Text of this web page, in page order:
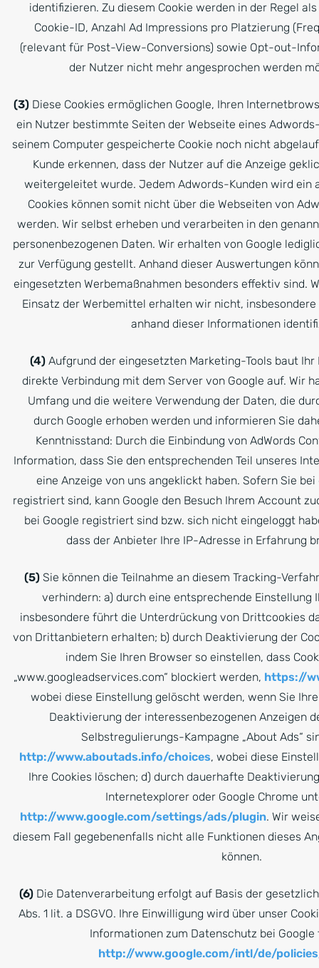
identifizieren. Zu diesem Cookie werden in der Regel
Cookie-ID, Anzahl Ad Impressions pro Platzierung
(relevant für Post-View-Conversions) sowie Opt-out-
der Nutzer nicht mehr angesprochen werden
(3) Diese Cookies ermöglichen Google, Ihren
ein Nutzer bestimmte Seiten der Webseite eines
seinem Computer gespeicherte Cookie noch nicht
Kunde erkennen, dass der Nutzer auf die Anzeige
weitergeleitet wurde. Jedem Adwords-Kunden wird ein
Cookies können somit nicht über die Webseiten von
werden. Wir selbst erheben und verarbeiten in den
personenbezogenen Daten. Wir erhalten von Google
zur Verfügung gestellt. Anhand dieser Auswertungen
eingesetzten Werbemaßnahmen besonders effektiv sind.
Einsatz der Werbemittel erhalten wir nicht,
anhand dieser Informationen
(4)Aufgrund der eingesetzten Marketing-Tools baut
direkte Verbindung mit dem Server von Google auf. Wir
Umfang und die weitere Verwendung der Daten, die
durch Google erhoben werden und informieren Sie
Kenntnisstand: Durch die Einbindung von AdWords
Information, dass Sie den entsprechenden Teil unseres
eine Anzeige von uns angeklickt haben. Sofern Sie
registriert sind, kann Google den Besuch Ihrem Account
bei Google registriert sind bzw. sich nicht eingeloggt
dass der Anbieter Ihre IP-Adresse in Erfahrung
(5) Sie können die Teilnahme an diesem Tracking-
verhindern: a) durch eine entsprechende
insbesondere führt die Unterdrückung von Drittcookies
von Drittanbietern erhalten; b) durch Deaktivierung der
indem Sie Ihren Browser so einstellen, dass
„www.googleadservices.com“ blockiert werden, https://
wobei diese Einstellung gelöscht werden, wenn Sie
Deaktivierung der interessenbezogenen Anzeigen
Selbstregulierungs-Kampagne „About Ads“
http://www.aboutads.info/choices, wobei diese
Ihre Cookies löschen; d) durch dauerhafte
Internetexplorer oder Google Chrome
http://www.google.com/settings/ads/plugin. Wir
diesem Fall gegebenenfalls nicht alle Funktionen dieses
können.
(6)Die Datenverarbeitung erfolgt auf Basis der
Abs. 1 lit. a DSGVO. Ihre Einwilligung wird über unser
Informationen zum Datenschutz bei Google
http://www.google.com/intl/de/